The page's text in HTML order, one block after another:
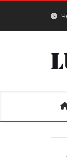
Skip